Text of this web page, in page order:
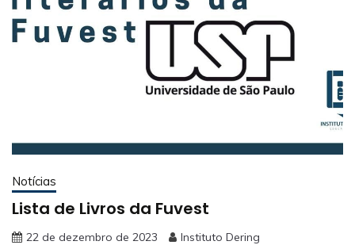
Notícias
Lista de Livros da Fuvest
22 de dezembro de 2023 Instituto Dering